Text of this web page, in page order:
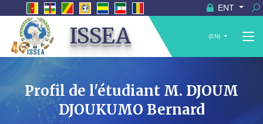
ENT
ISSEA (EN)
Profil de l'étudiant M. DJOUM
DJOUKUMO Bernard